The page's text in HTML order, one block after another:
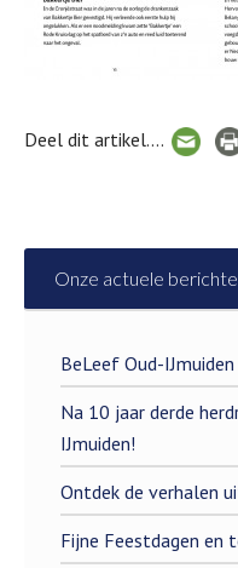
Deel dit artikel....
Onze actuele
BeLeef Oud-
Na 10 jaar derde
IJmuiden!
Ontdek de verhalen
Fijne Feestdagen en